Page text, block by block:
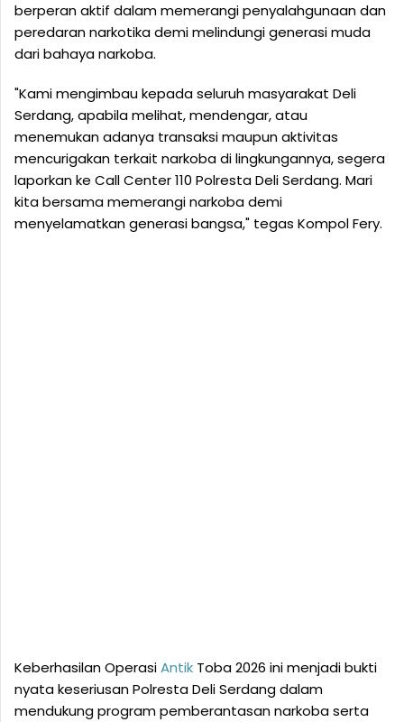
berperan aktif dalam memerangi penyalahgunaan dan
peredaran narkotika demi melindungi generasi muda
dari bahaya narkoba.
"Kami mengimbau kepada seluruh masyarakat Deli
Serdang, apabila melihat, mendengar, atau
menemukan adanya transaksi maupun aktivitas
mencurigakan terkait narkoba di lingkungannya, segera
laporkan ke Call Center 110 Polresta Deli Serdang. Mari
kita bersama memerangi narkoba demi
menyelamatkan generasi bangsa," tegas Kompol Fery.
Keberhasilan OperasiAntik Toba 2026 ini menjadi bukti
nyata keseriusan Polresta Deli Serdang dalam
mendukung program pemberantasan narkoba serta